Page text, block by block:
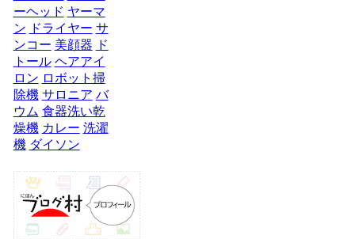
ーヘッド ヤーマ
ン ドライヤー サ
ンコー 美顔器 ド
トール ヘアアイ
ロン ロボット掃
除機 サロニア バ
ウム 食器洗い乾
燥機 カレー 洗濯
機 ダイソン